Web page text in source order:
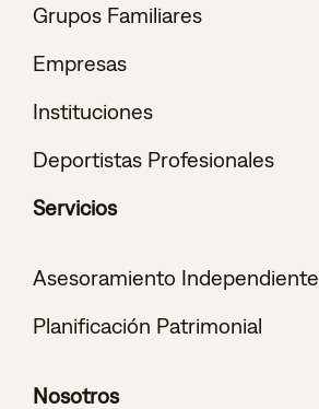
Grupos Familiares
Empresas
Instituciones
Deportistas Profesionales
Servicios
Asesoramiento Independiente
Planificación Patrimonial
Nosotros